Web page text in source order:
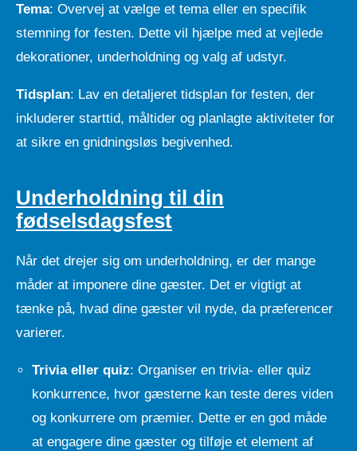
Tema: Overvej at vælge et tema eller en specifik
stemning for festen. Dette vil hjælpe med at vejlede
dekorationer, underholdning og valg af udstyr.
Tidsplan: Lav en detaljeret tidsplan for festen, der
inkluderer starttid, måltider og planlagte aktiviteter for
at sikre en gnidningsløs begivenhed.
Underholdning til din
fødselsdagsfest
Når det drejer sig om underholdning, er der mange
måder at imponere dine gæster. Det er vigtigt at
tænke på, hvad dine gæster vil nyde, da præferencer
varierer.
Trivia eller quiz: Organiser en trivia- eller quiz
konkurrence, hvor gæsterne kan teste deres viden
og konkurrere om præmier. Dette er en god måde
at engagere dine gæster og tilføje et element af